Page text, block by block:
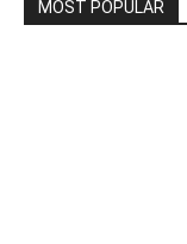
MOST POPULAR